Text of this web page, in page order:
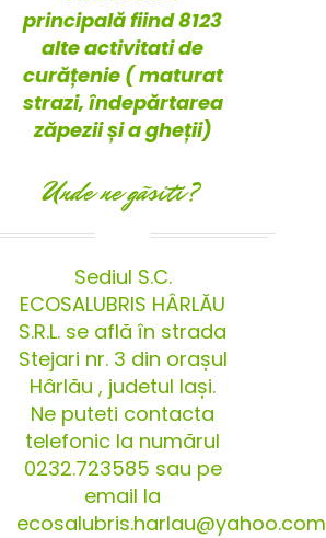
principală fiind 8123
alte activitati de
curățenie ( maturat
strazi, îndepărtarea
zăpezii și a gheții)
Unde ne gãsiti?
Sediul S.C.
ECOSALUBRIS HÂRLĂU
S.R.L. se află în strada
Stejari nr. 3 din orașul
Hârlău , judetul Iași.
Ne puteti contacta
telefonic la numărul
0232.723585 sau pe
email la
ecosalubris.harlau@yahoo.com